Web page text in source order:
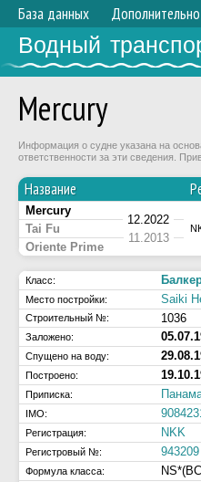
База данных Дополнительно
Водный
Mercury
Информация о судне указана на
ответственности за эти сведения.
Название
Mercury
12.2022
Tai Fu
11.2013
Oriente Prime
Класс:
Место постройки: Saiki
Строительный №:
1036
Заложено:
Спущено на воду:
Построено:
Приписка:
IMO:
Регистрация: NKK
Регистровый №: 943209
Формула класса: